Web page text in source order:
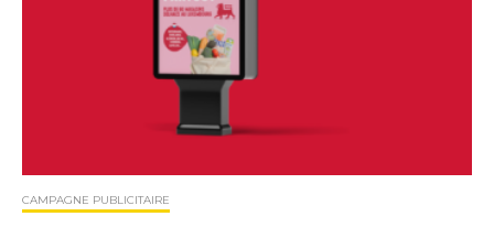
CAMPAGNE PUBLICITAIRE